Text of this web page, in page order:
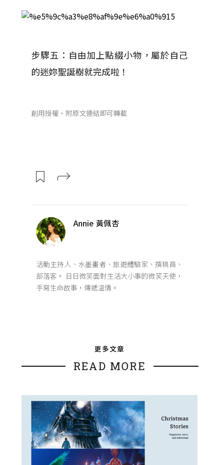
步驟五：自由加上點綴小物，屬於自己
的迷妳聖誕樹就完成啦！
創用授權，附原文連結即可轉載
Annie 黃佩杏
活動主持人、水墨畫者、旅遊體驗家、撰稿員、
部落客。 日日微笑面對生活大小事的微笑天使，
手寫生命故事，傳遞溫情。
更多文章
READ MORE